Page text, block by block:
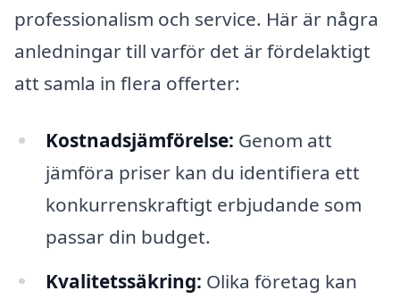
professionalism och service. Här är några
anledningar till varför det är fördelaktigt
att samla in flera offerter:
Kostnadsjämförelse: Genom att
jämföra priser kan du identifiera ett
konkurrenskraftigt erbjudande som
passar din budget.
Kvalitetssäkring: Olika företag kan